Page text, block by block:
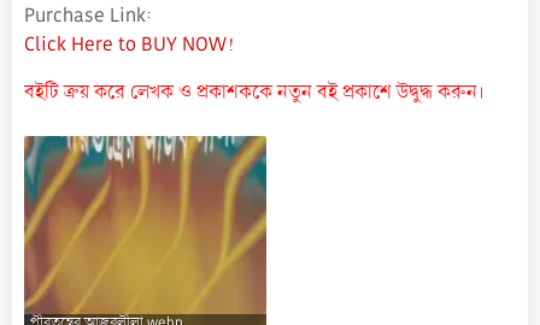
Purchase Link
Click Here to BUY NOW!
বইটি ক্রয় করে লেখক ও প্রকাশককে নতুন বই প্রকাশে উদ্বুদ্ধ করুন।